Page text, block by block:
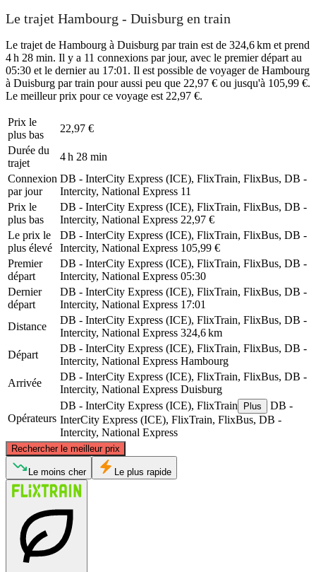
Le trajet Hambourg - Duisburg en train
Le trajet de Hambourg à Duisburg par train est de 324,6 km et prend
4 h 28 min. Il y a 11 connexions par jour, avec le premier départ au
05:30 et le dernier au 17:01. Il est possible de voyager de Hambourg
à Duisburg par train pour aussi peu que 22,97 € ou jusqu'à 105,99 €.
Le meilleur prix pour ce voyage est 22,97 €.
Prix ​​le
plus bas
22,97 €
Durée du
trajet
4 h 28 min
Connexion
par jour
DB - InterCity Express (ICE), FlixTrain, FlixBus, DB -
Intercity, National Express 11
Prix ​​le
plus bas
DB - InterCity Express (ICE), FlixTrain, FlixBus, DB -
Intercity, National Express 22,97 €
Le prix le
plus élevé
DB - InterCity Express (ICE), FlixTrain, FlixBus, DB -
Intercity, National Express 105,99 €
Premier
départ
DB - InterCity Express (ICE), FlixTrain, FlixBus, DB -
Intercity, National Express 05:30
Dernier
départ
DB - InterCity Express (ICE), FlixTrain, FlixBus, DB -
Intercity, National Express 17:01
Distance
DB - InterCity Express (ICE), FlixTrain, FlixBus, DB -
Intercity, National Express 324,6 km
Départ
DB - InterCity Express (ICE), FlixTrain, FlixBus, DB -
Intercity, National Express Hambourg
Arrivée
DB - InterCity Express (ICE), FlixTrain, FlixBus, DB -
Intercity, National Express Duisburg
Opérateurs
DB - InterCity Express (ICE), FlixTrain Plus
DB -
InterCity Express (ICE), FlixTrain, FlixBus, DB -
Intercity, National Express
Rechercher le meilleur prix
©CARTO
Le moins cher Le plus rapide